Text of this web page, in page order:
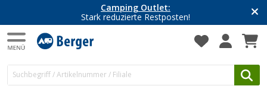
Camping Outlet:
Stark reduzierte Restposten!